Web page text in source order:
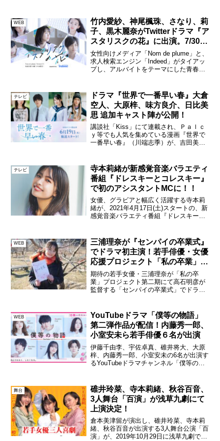
写真集「朝⾷ってビュッフェですか」表
紙／...
WEB
竹内愛紗、神尾楓珠、さなり、莉
子、黒木麗奈がTwitterドラマ『ア
スタリスクの花』に出演。7/30よ
り公開！
女性向けメディア「Nom de plume」と、
求人検索エンジン「Indeed」がタイアッ
プし、アルバイトをテーマにした青春
けないで、サマー』、第二弾のア...
テレビ
ドラマ『世界で一番早い春』大倉
空人、大原梓、味方良介、日比美
思 追加キャスト陣が公開！
講談社「Kiss」にて連載され、Ｐａｌｃ
ｙ等でも人気を集めている漫画『世界で
一番早い春』（川端志季）が、吉田美月
～）よりMBSドラマ特区枠で放送がスタ
ー...
テレビ
寺本莉緒が新感覚音楽バラエティ
番組『ドレスキーとコレスキー』
で初のアシスタントMCに！！
女優、グラビアと幅広く活躍する寺本莉
緒が、2021年4月17日(土)スタートの、新
感覚音楽バラエティ番組『ドレスキーと
『ドレスキーとコレスキー』は、ラジオ
のようでもあ...
WEB
三浦理奈が『センパイの卒業式』
でドラマ初主演！若手俳優・女優
応援プロジェクト「私の卒業」第
二期作品
期待の若手女優・三浦理奈が「私の卒
業」プロジェクト第二期にて高石明彦が
監督する「センパイの卒業式」でドラマ
聴可能となっている。三浦理奈 コメント
私の卒業では、...
WEB
YouTubeドラマ「僕等の物語」
第二弾作品が配信！内藤秀一郎、
小室安未ら若手俳優６名が出演
伊藤千由李、宇佐卓真、碓井将大、大原
梓、内藤秀一郎、小室安未の6名が出演す
るYouTubeドラマチャンネル「僕等の物
ウスルール」のキービジュアルも初公開
された。本...
舞台
碓井玲菜、寺本莉緒、秋谷百音、
3人舞台「百演」が浅草九劇にて
上演決定！
倉本美津留が演出し、碓井玲菜、寺本莉
緒、秋谷百音が出演する3人舞台公演「百
演」が、2019年10月29日に浅草九劇で上